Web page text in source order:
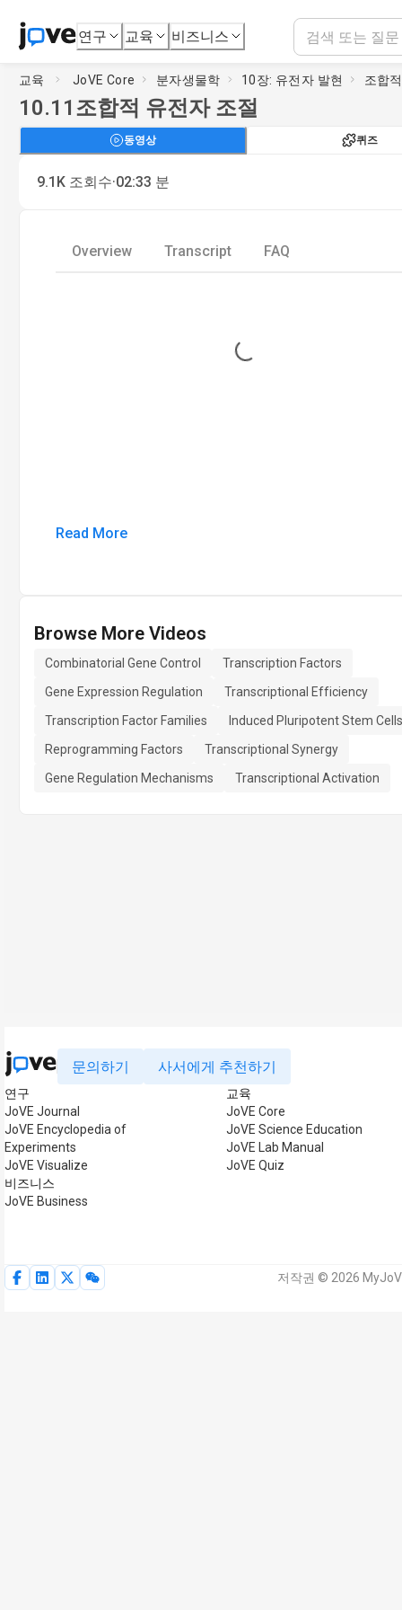
연구 교육 비즈니스
교육 JoVE Core 분자생물학 10장: 유전자 발현 조합
10.11 조합적 유전자 조절
동영상 퀴즈
9.1K 조회수·02:33 분
Overview Transcript FAQ
Loading...
Read More
Browse More Videos
Combinatorial Gene Control
Transcription Factors
Gene Expression Regulation
Transcriptional Efficiency
Transcription Factor Families
Induced Pluripotent Stem Cells
Reprogramming Factors
Transcriptional Synergy
Gene Regulation Mechanisms
Transcriptional Activation
문의하기 사서에게 추천하기
연구
JoVE Journal
JoVE Encyclopedia of
Experiments
JoVE Visualize
비즈니스
JoVE Business
교육
JoVE Core
JoVE Science Education
JoVE Lab Manual
JoVE Quiz
저작권 © 2026